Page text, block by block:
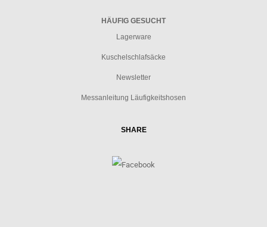
HÄUFIG GESUCHT
Lagerware
Kuschelschlafsäcke
Newsletter
Messanleitung Läufigkeitshosen
SHARE